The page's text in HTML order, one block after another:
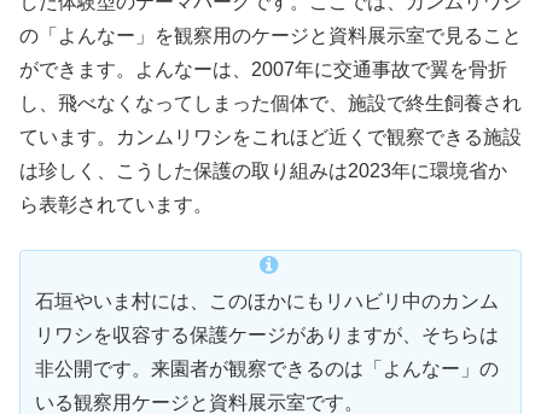
の「よんなー」を観察用のケージと資料展示室で見ること
ができます。よんなーは、2007年に交通事故で翼を骨折
し、飛べなくなってしまった個体で、施設で終生飼養され
ています。カンムリワシをこれほど近くで観察できる施設
は珍しく、こうした保護の取り組みは2023年に環境省か
ら表彰されています。
石垣やいま村には、このほかにもリハビリ中のカンム
リワシを収容する保護ケージがありますが、そちらは
非公開です。来園者が観察できるのは「よんなー」の
いる観察用ケージと資料展示室です。